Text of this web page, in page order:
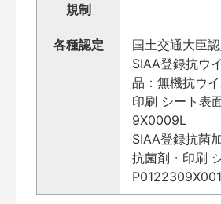
規制
各種認定
国土交通大臣
SIAA登録抗ウ
品：無機抗ウ
印刷 シート表
9X0009L
SIAA登録抗菌
抗菌剤・印刷